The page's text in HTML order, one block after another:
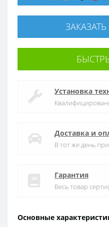
Основные
Установка
Доставка и
В тот же день
Гарантия
Весь товар